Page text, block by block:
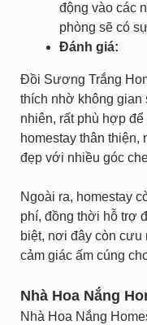
động vào các
phòng sẽ có
Đánh giá:
Đồi Sương Trắng
thích nhờ không gian
nhiên, rất phù hợp
homestay thân thiện,
đẹp với nhiều góc
Ngoài ra, homestay
phí, đồng thời hỗ trợ
biệt, nơi đây còn cưu
cảm giác ấm cúng
Nhà Hoa Nắng
Nhà Hoa Nắng